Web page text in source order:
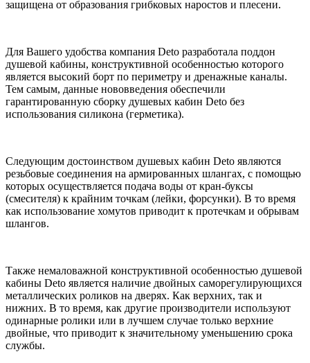
защищена от образования грибковых наростов и плесени.
Для Вашего удобства компания Deto разработала поддон
душевой кабины, конструктивной особенностью которого
является высокий борт по периметру и дренажные каналы.
Тем самым, данные нововведения обеспечили
гарантированную сборку душевых кабин Deto без
использования силикона (герметика).
Следующим достоинством душевых кабин Deto являются
резьбовые соединения на армированных шлангах, с помощью
которых осуществляется подача воды от кран-буксы
(смесителя) к крайним точкам (лейки, форсунки). В то время
как использование хомутов приводит к протечкам и обрывам
шлангов.
Также немаловажной конструктивной особенностью душевой
кабины Deto является наличие двойных саморегулирующихся
металлических роликов на дверях. Как верхних, так и
нижних. В то время, как другие производители используют
одинарные ролики или в лучшем случае только верхние
двойные, что приводит к значительному уменьшению срока
службы.